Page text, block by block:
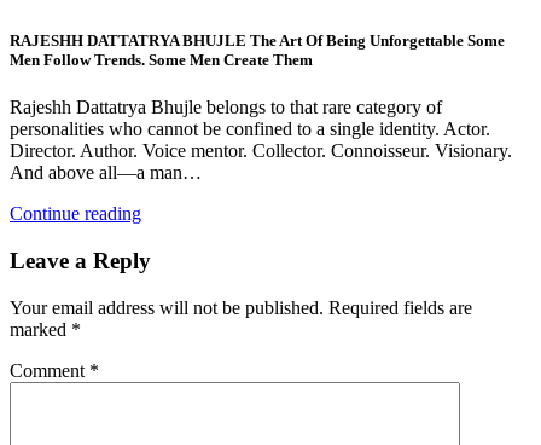
RAJESHH DATTATRYA BHUJLE The Art Of Being Unforgettable Some
Men Follow Trends. Some Men Create Them
Rajeshh Dattatrya Bhujle belongs to that rare category of
personalities who cannot be confined to a single identity. Actor.
Director. Author. Voice mentor. Collector. Connoisseur. Visionary.
And above all—a man…
Continue reading
Leave a Reply
Your email address will not be published. Required fields are
marked *
Comment *